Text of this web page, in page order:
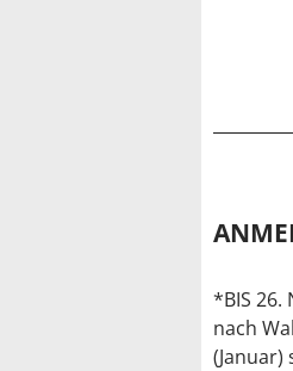
*BIS 26.
nach
(Januar)